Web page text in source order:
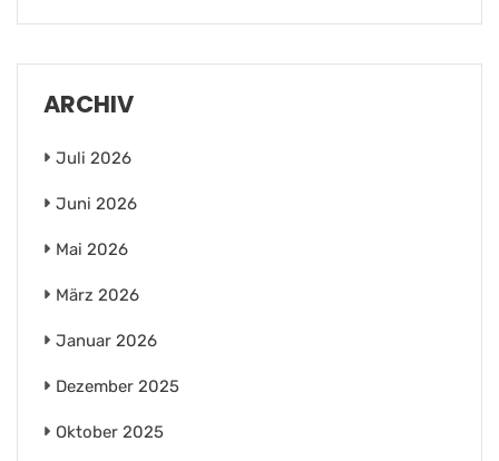
ARCHIV
Juli 2026
Juni 2026
Mai 2026
März 2026
Januar 2026
Dezember 2025
Oktober 2025